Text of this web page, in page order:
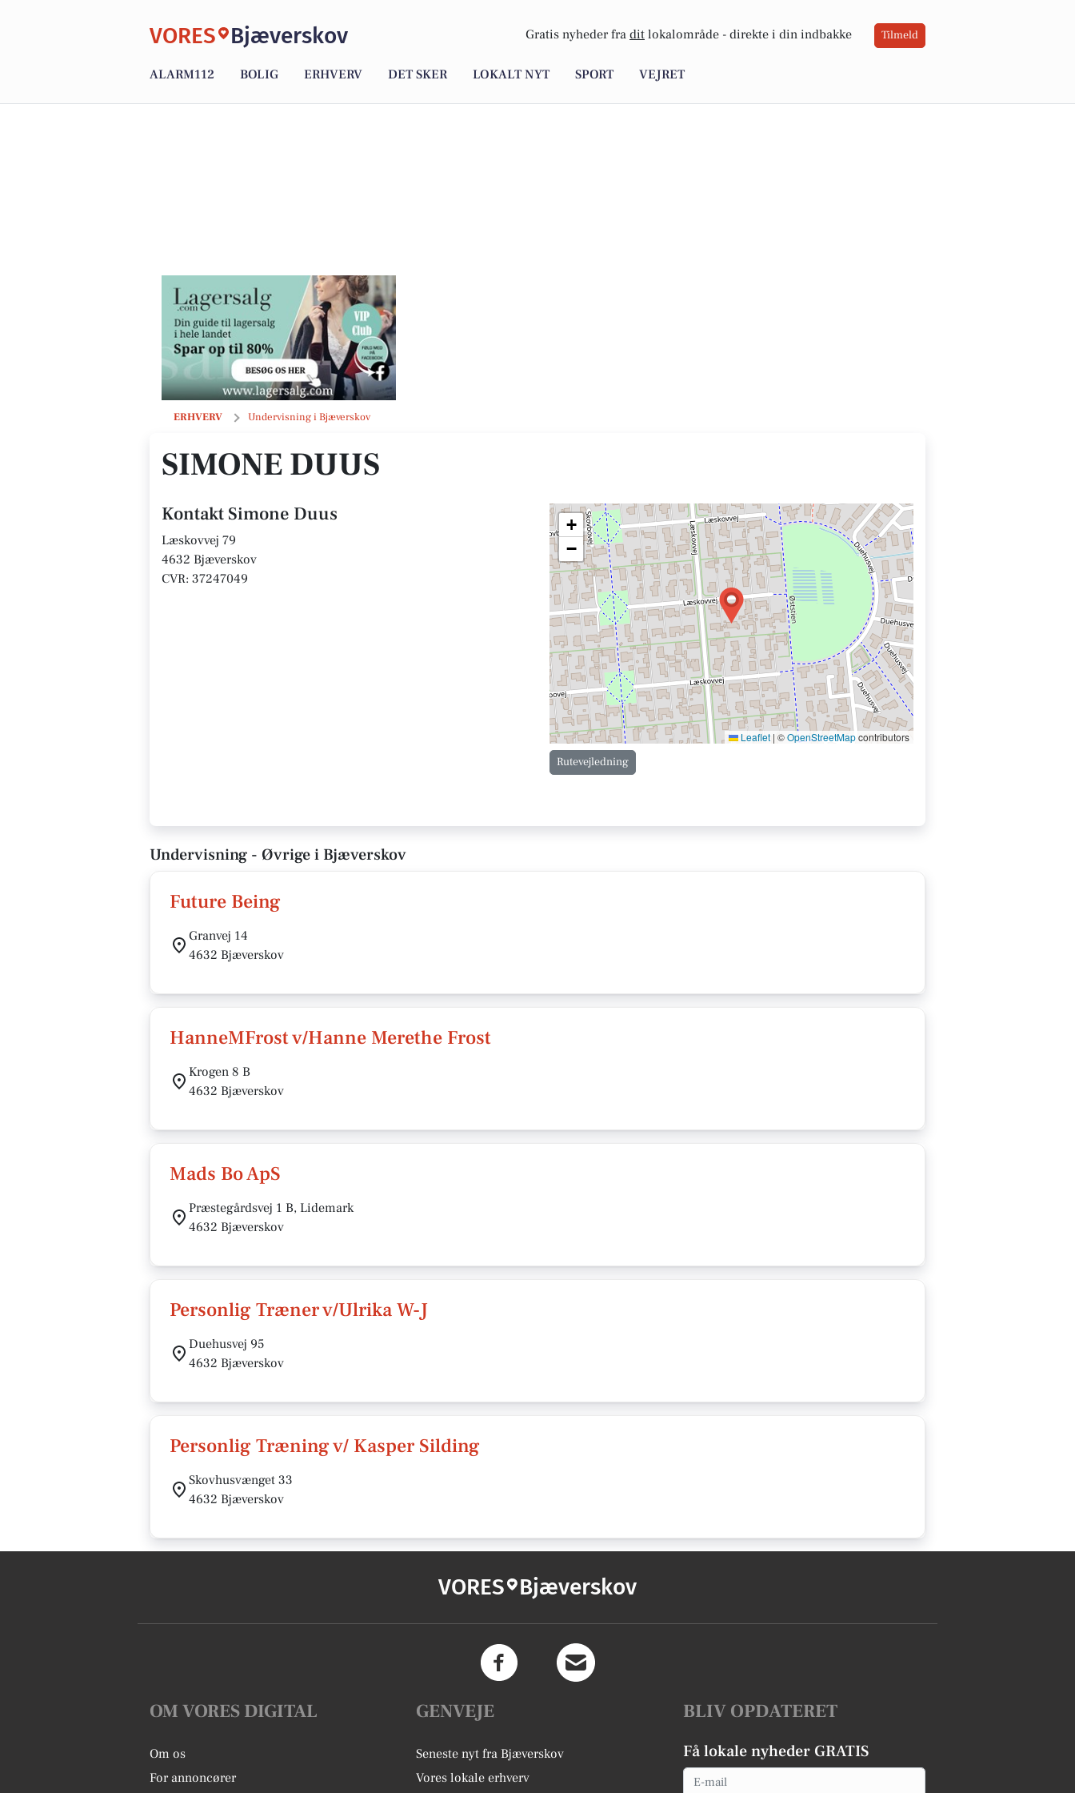
VORES Bjæverskov Gratis nyheder fra dit lokalområde - direkte i din indbakke Tilmeld
ALARM112 BOLIG ERHVERV DET SKER LOKALT NYT SPORT VEJRET
ERHVERV Undervisning i Bjæverskov
Simone Duus
SIMONE DUUS
Kontakt Simone Duus
Læskovvej 79
4632 Bjæverskov
CVR: 37247049
+
−
Leaflet | ©OpenStreetMapcontributors
Rutevejledning
Undervisning - Øvrige i Bjæverskov
Future Being
Granvej 14
4632 Bjæverskov
HanneMFrost v/Hanne Merethe Frost
Krogen 8 B
4632 Bjæverskov
Mads Bo ApS
Præstegårdsvej 1 B, Lidemark
4632 Bjæverskov
Personlig Træner v/Ulrika W-J
Duehusvej 95
4632 Bjæverskov
Personlig Træning v/ Kasper Silding
Skovhusvænget 33
4632 Bjæverskov
VORES Bjæverskov
OM VORES DIGITAL
Om os
For annoncører
GENVEJE
Seneste nyt fra Bjæverskov
Vores lokale erhverv
BLIV OPDATERET
Få lokale nyheder GRATIS
Email